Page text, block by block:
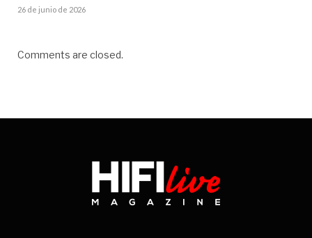
26 de junio de 2026
Comments are closed.